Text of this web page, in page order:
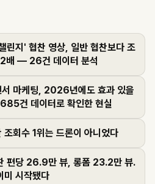
린지' 협찬 영상, 일반 협찬보다 조
배 — 26건 데이터 분석
서 마케팅, 2026년에도 효과 있을
건 데이터로 확인한 현실
조회수 1위는 드론이 아니었다
편당 26.9만 뷰, 롱폼 23.2만 뷰.
미 시작됐다